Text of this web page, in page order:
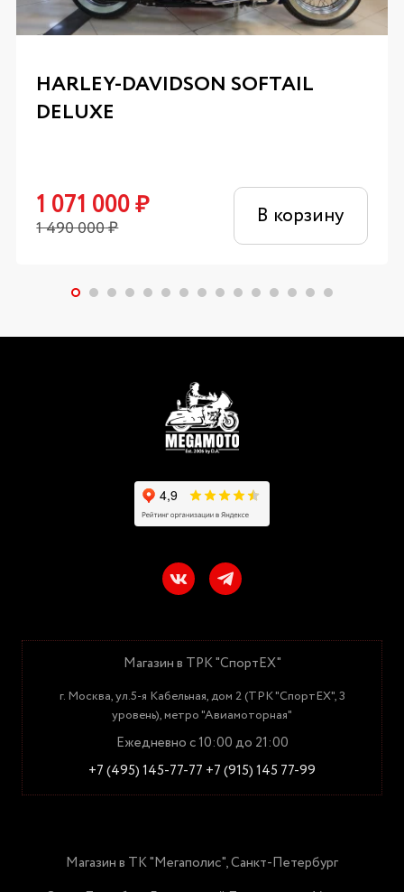
HARLEY-DAVIDSON SOFTAIL
DELUXE
1 071 000₽
1 490 000₽ В корзину
Магазин в ТРК "СпортЕХ"
г. Москва, ул.5-я Кабельная, дом 2 (ТРК "СпортЕХ", 3
уровень), метро "Авиамоторная"
Ежедневно с 10:00 до 21:00
+7 (495) 145-77-77 +7 (915) 145 77-99
Магазин в ТК "Мегаполис", Санкт-Петербург